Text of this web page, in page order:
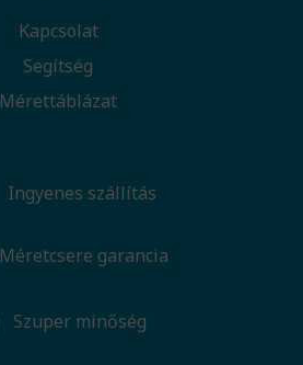
Kapcsolat
Segítség
Mérettáblázat
Ingyenes szállítás
Méretcsere garancia
Szuper minőség